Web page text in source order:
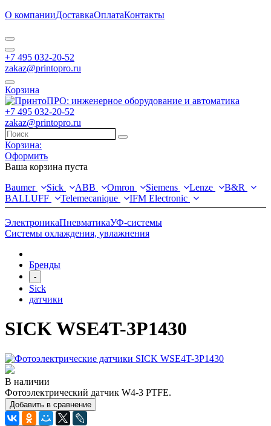
О компанииДоставкаОплатаКонтакты
+7 495 032-20-52
zakaz@printopro.ru
Корзина
+7 495 032-20-52
zakaz@printopro.ru
Корзина:
Оформить
Ваша корзина пуста
Baumer
Sick ABB Omron Siemens Lenze
B&R
BALLUFF
Telemecanique IFM Electronic
ЭлектроникаПневматикаУФ-системы
Системы охлаждения, увлажнения
Бренды
-
Sick
датчики
SICK WSE4T-3P1430
В наличии
Фотоэлектрический датчик W4-3 PTFE.
Добавить в сравнение